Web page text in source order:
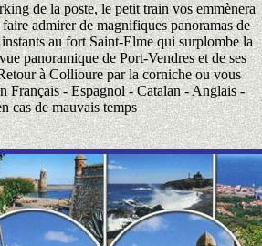
de la poste, le petit train vos emmènera
admirer de magnifiques panoramas de
au fort Saint-Elme qui surplombe la
panoramique de Port-Vendres et de ses
à Collioure par la corniche ou vous
Français - Espagnol - Catalan - Anglais -
cas de mauvais temps